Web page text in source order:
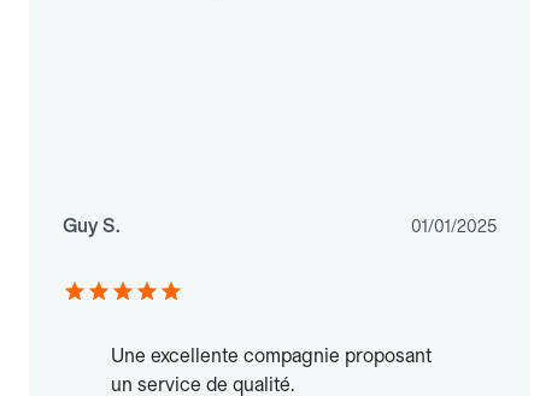
Guy S. 01/01/2025
Une excellente compagnie proposant
un service de qualité.